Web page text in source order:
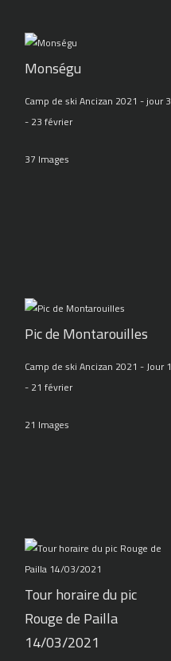
Monségu
Camp de ski Ancizan 2021 - jour 3
- 23 février
37 Images
Pic de Montarouilles
Camp de ski Ancizan 2021 - Jour 1
- 21 février
21 Images
Tour horaire du pic
Rouge de Pailla
14/03/2021